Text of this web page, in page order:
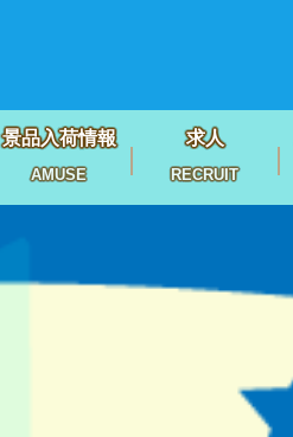
景品入荷情報
AMUSE
求人
RECRUIT